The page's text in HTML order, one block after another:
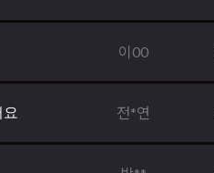
이00
전*연